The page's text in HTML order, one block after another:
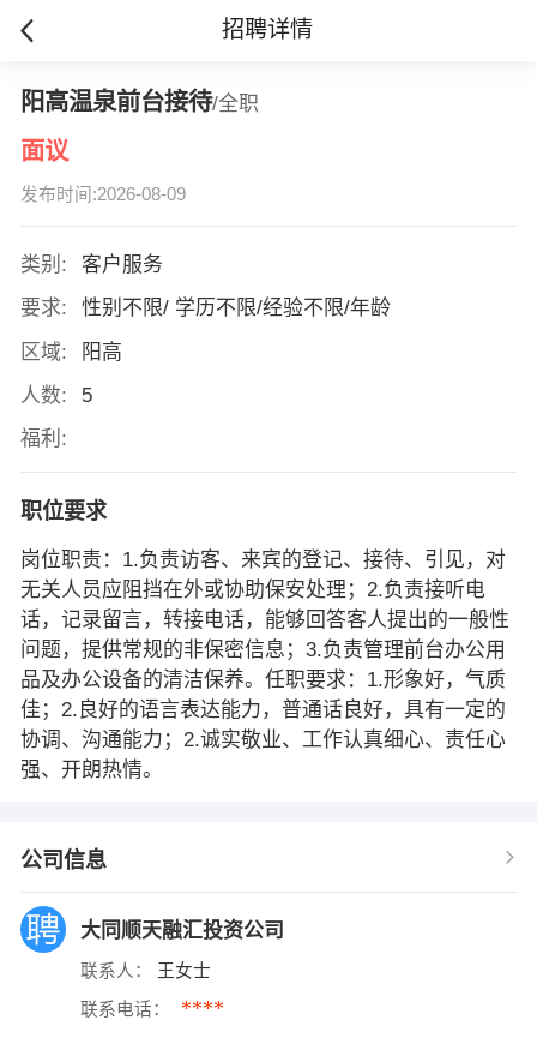
招聘详情
阳高温泉前台接待/全职
面议
发布时间:2026-08-09
类别:
客户服务
要求:
性别不限/ 学历不限/经验不限/年龄
区域:
阳高
人数:
5
福利:
职位要求
岗位职责：1.负责访客、来宾的登记、接待、引见，对
无关人员应阻挡在外或协助保安处理；2.负责接听电
话，记录留言，转接电话，能够回答客人提出的一般性
问题，提供常规的非保密信息；3.负责管理前台办公用
品及办公设备的清洁保养。任职要求：1.形象好，气质
佳；2.良好的语言表达能力，普通话良好，具有一定的
协调、沟通能力；2.诚实敬业、工作认真细心、责任心
强、开朗热情。
公司信息
大同顺天融汇投资公司
联系人： 王女士
联系电话： ****